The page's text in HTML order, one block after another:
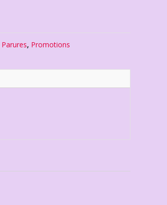
Parures, Promotions